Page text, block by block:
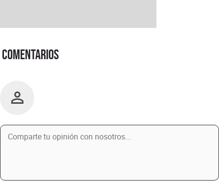
Comentarios